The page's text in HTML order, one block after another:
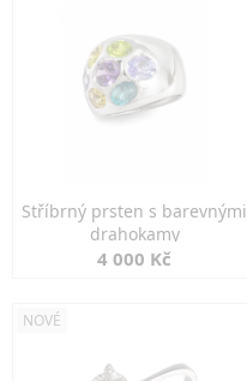
Stříbrný prsten s barevnými
drahokamy
4 000 Kč
NOVÉ